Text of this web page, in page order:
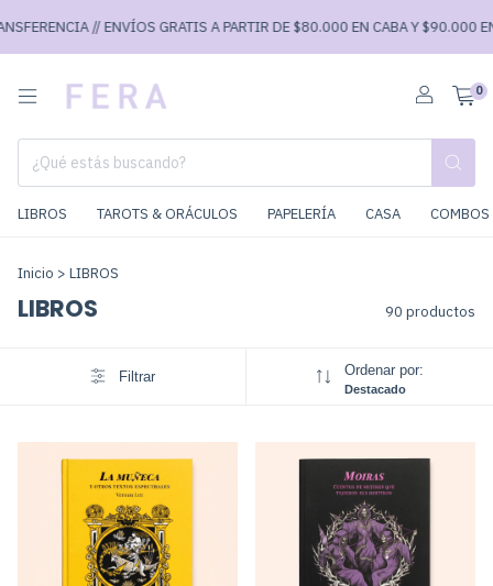
// ENVÍOS GRATIS A PARTIR DE $80.000 EN CABA Y $90.000 EN EL
0
LIBROS TAROTS & ORÁCULOS PAPELERÍA CASA
Inicio > LIBROS
LIBROS 90 productos
Filtrar Ordenar por:
Destacado